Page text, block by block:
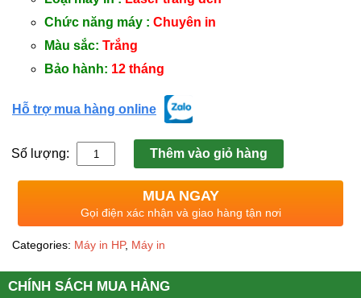
Chức năng máy : Chuyên in
Màu sắc: Trắng
Bảo hành: 12 tháng
Hỗ trợ mua hàng online
Số lượng: Thêm vào giỏ hàng
MUA NGAY
Gọi điện xác nhận và giao hàng tận nơi
Categories: Máy in HP, Máy in
CHÍNH SÁCH MUA HÀNG